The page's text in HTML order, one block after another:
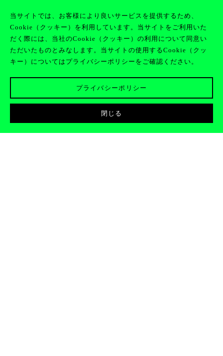
当サイトでは、お客様により良いサービスを提供するため、
Cookie（クッキー）を利用しています。当サイトをご利用いた
だく際には、当社のCookie（クッキー）の利用について同意い
ただいたものとみなします。当サイトの使用するCookie（クッ
キー）についてはプライバシーポリシーをご確認ください。
プライバシーポリシー
閉じる
JOIN
CLAN
EN